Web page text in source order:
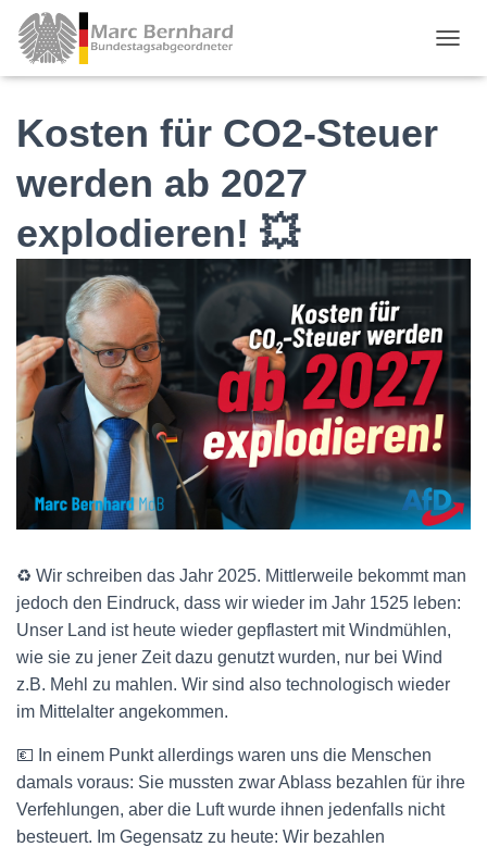
Kosten für CO2-Steuer
werden ab 2027
explodieren! 💥
♻️ Wir schreiben das Jahr 2025. Mittlerweile bekommt man
jedoch den Eindruck, dass wir wieder im Jahr 1525 leben:
Unser Land ist heute wieder gepflastert mit Windmühlen,
wie sie zu jener Zeit dazu genutzt wurden, nur bei Wind
z.B. Mehl zu mahlen. Wir sind also technologisch wieder
im Mittelalter angekommen.
💶 In einem Punkt allerdings waren uns die Menschen
damals voraus: Sie mussten zwar Ablass bezahlen für ihre
Verfehlungen, aber die Luft wurde ihnen jedenfalls nicht
besteuert. Im Gegensatz zu heute: Wir bezahlen